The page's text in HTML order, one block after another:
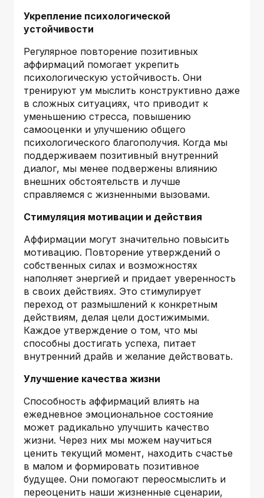
Укрепление психологической
устойчивости
Регулярное повторение позитивных
аффирмаций помогает укрепить
психологическую устойчивость. Они
тренируют ум мыслить конструктивно даже
в сложных ситуациях, что приводит к
уменьшению стресса, повышению
самооценки и улучшению общего
психологического благополучия. Когда мы
поддерживаем позитивный внутренний
диалог, мы менее подвержены влиянию
внешних обстоятельств и лучше
справляемся с жизненными вызовами.
Стимуляция мотивации и действия
Аффирмации могут значительно повысить
мотивацию. Повторение утверждений о
собственных силах и возможностях
наполняет энергией и придает уверенность
в своих действиях. Это стимулирует
переход от размышлений к конкретным
действиям, делая цели достижимыми.
Каждое утверждение о том, что мы
способны достигать успеха, питает
внутренний драйв и желание действовать.
Улучшение качества жизни
Способность аффирмаций влиять на
ежедневное эмоциональное состояние
может радикально улучшить качество
жизни. Через них мы можем научиться
ценить текущий момент, находить счастье
в малом и формировать позитивное
будущее. Они помогают переосмыслить и
переоценить наши жизненные сценарии,